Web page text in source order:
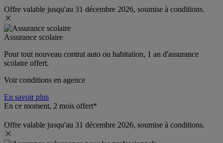
Offre valable jusqu'au 31 décembre 2026, soumise à conditions.
Assurance scolaire
Pour tout nouveau contrat auto ou habitation, 1 an d'assurance
scolaire offert.
Voir conditions en agence
En savoir plus
En ce moment, 2 mois offert*
Offre valable jusqu'au 31 décembre 2026, soumise à conditions.